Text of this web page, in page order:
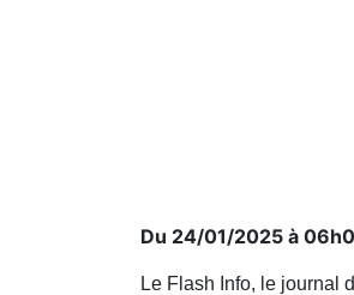
Du 24/01/2025 à
Le Flash Info, le journal